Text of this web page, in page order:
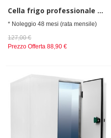
Cella frigo professionale da spessore 80 mm,senza gruppo refrigerante h=2010 mm, 2400x2700 mm
* Noleggio 48 mesi (rata mensile)
127,00 €
Prezzo Offerta 88,90 €